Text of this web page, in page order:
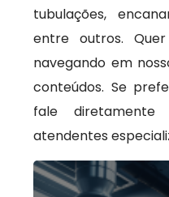
tubulações,
entre outros.
navegando em
conteúdos. Se
fale
atendentes